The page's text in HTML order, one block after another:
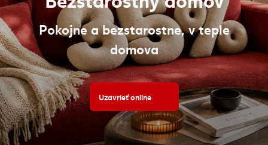
Pokojne a bezstarostne, v teple
domova
Uzavrieť online(externý odkaz)